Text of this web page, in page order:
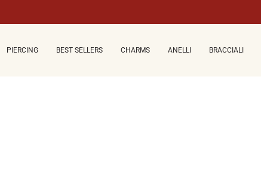
PIERCING BEST SELLERS CHARMS ANELLI BRACCIALI